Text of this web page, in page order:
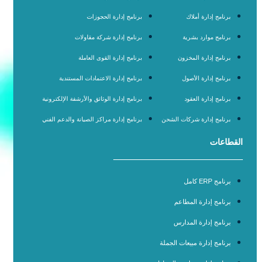
برنامج إدارة أملاك
برنامج موارد بشرية
برنامج إدارة المخزون
برنامج إدارة الأصول
برنامج إدارة العقود
برنامج إدارة شركات الشحن
برنامج إدارة الحجوزات
برنامج إدارة شركة مقاولات
برنامج إدارة القوى العاملة
برنامج إدارة الاعتمادات المستندية
برنامج إدارة الوثائق والأرشفة الإلكترونية
برنامج إدارة مراكز الصيانة والدعم الفني
القطاعات
برنامج ERP كامل
برنامج إدارة المطاعم
برنامج إدارة المدارس
برنامج إدارة مبيعات الجملة